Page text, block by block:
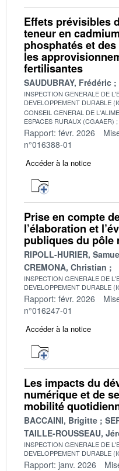
Effets prévisibles
teneur en
phosphatés et
les
fertilisantes
SAUDUBRAY, Frédéric
INSPECTION GENERALE DE
DEVELOPPEMENT DURABLE
CONSEIL GENERAL DE
ESPACES RURAUX (CGAAER)
Rapport: févr. 2026
n°016388-01
Accéder à la notice
Prise en compte
l’élaboration et
publiques du pôle
RIPOLL-HURIER,
CREMONA, Christian
INSPECTION GENERALE DE
DEVELOPPEMENT DURABLE
Rapport: févr. 2026
n°016247-01
Accéder à la notice
Les impacts du
numérique et de
mobilité
BACCAINI, Brigitte
TAILLE-ROUSSEAU,
INSPECTION GENERALE DE
DEVELOPPEMENT DURABLE
Rapport: janv. 2026